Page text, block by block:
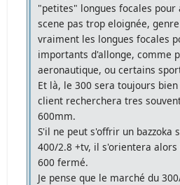
"petites" longues focales pour
scene pas trop eloignée,
vraiment les longues focales
importants d'allonge, comme
aeronautique, ou certains
Et là, le 300 sera toujours
client recherchera tres
600mm.
S'il ne peut s'offrir un bazzoka
400/2.8 +tv, il s'orientera
600 fermé.
Je pense que le marché du